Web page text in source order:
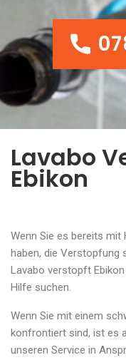
Lavabo
Ebikon
Wenn Sie es bereits mit
haben, die Verstopfung
Lavabo verstopft
Hilfe suchen.
Wenn Sie mit einem
konfrontiert sind, ist es
unseren Service in